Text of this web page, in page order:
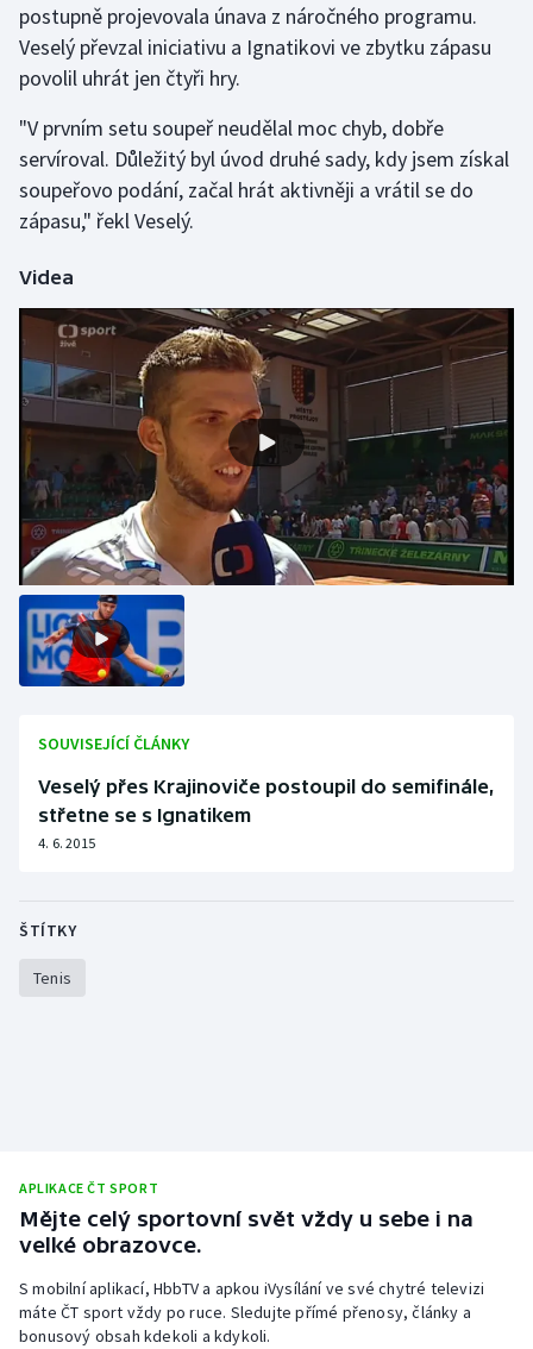
Moderní pětiboj
Olympijské hry
Parasport
Plavání
Plážový volejbal
Ragby
Rychlobruslení
Rychlostní kanoistika
Short track
Sportovní střelba
Stolní tenis
Veslování
Vodní slalom
postupně projevovala únava z náročného programu.
Veselý převzal iniciativu a Ignatikovi ve zbytku zápasu
povolil uhrát jen čtyři hry.
"V prvním setu soupeř neudělal moc chyb, dobře
servíroval. Důležitý byl úvod druhé sady, kdy jsem získal
soupeřovo podání, začal hrát aktivněji a vrátil se do
zápasu," řekl Veselý.
Videa
SOUVISEJÍCÍ ČLÁNKY
Veselý přes Krajinoviče postoupil do semifinále,
střetne se s Ignatikem
4. 6. 2015
ŠTÍTKY
Tenis
APLIKACE ČT SPORT
Mějte celý sportovní svět vždy u sebe i na
velké obrazovce.
S mobilní aplikací, HbbTV a apkou iVysílání ve své chytré televizi
máte ČT sport vždy po ruce. Sledujte přímé přenosy, články a
bonusový obsah kdekoli a kdykoli.